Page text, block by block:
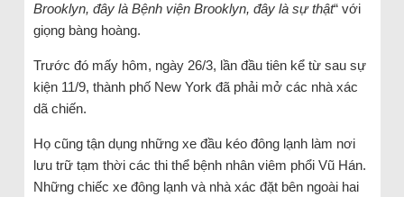
Brooklyn, đây là Bệnh viện Brooklyn, đây là sự thật“ với
giọng bàng hoàng.
Trước đó mấy hôm, ngày 26/3, lần đầu tiên kể từ sau sự
kiện 11/9, thành phố New York đã phải mở các nhà xác
dã chiến.
Họ cũng tận dụng những xe đầu kéo đông lạnh làm nơi
lưu trữ tạm thời các thi thể bệnh nhân viêm phổi Vũ Hán.
Những chiếc xe đông lạnh và nhà xác đặt bên ngoài hai